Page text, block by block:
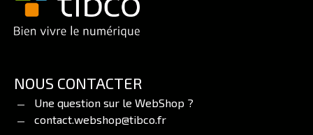
NOUS CONTACTER
Une question sur le WebShop ?
contact.webshop@tibco.fr